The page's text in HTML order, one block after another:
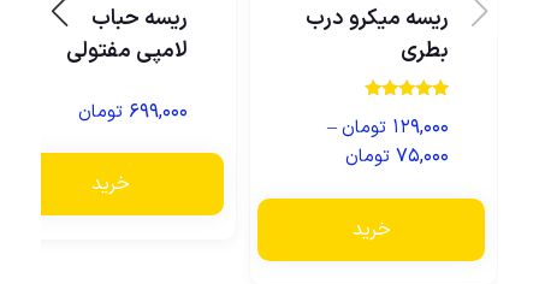
ریسه میکرو درب
بطری
5.00
۱۲۹,۰۰۰ تومان–
۷۵,۰۰۰ تومان
خرید
ریسه حباب
لامپی مفتولی
۶۹۹,۰۰۰ تومان
خرید